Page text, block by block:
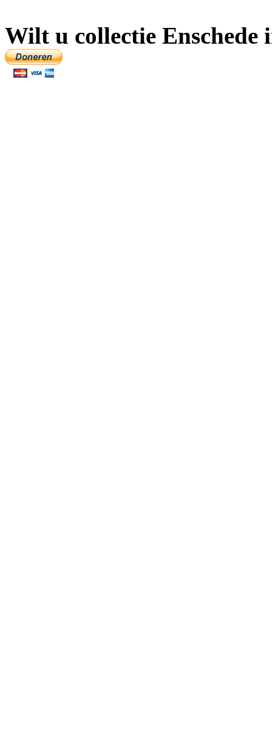
Wilt u collectie Enschede